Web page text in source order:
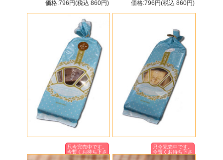
価格:796円(税込 860円) 価格:796円(税込 860円)
只今完売中です。
今暫くお待ち下さ
いませ。
只今完売中です。
今暫くお待ち下さ